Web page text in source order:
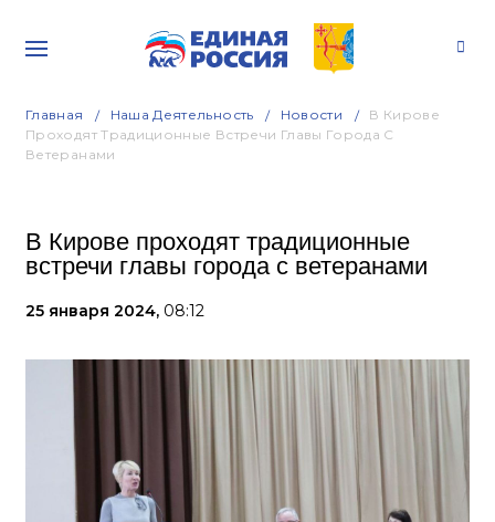
Главная Наша Деятельность Новости
В Кирове
Проходят Традиционные Встречи Главы Города С
Ветеранами
В Кирове проходят традиционные
встречи главы города с ветеранами
25 января 2024, 08:12